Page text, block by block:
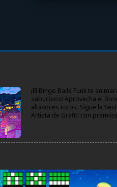
¡El Bingo Baile Funk te
suburbios! Aprovecha el
altavoces rotos. Sigue la
Artista de Grafiti con